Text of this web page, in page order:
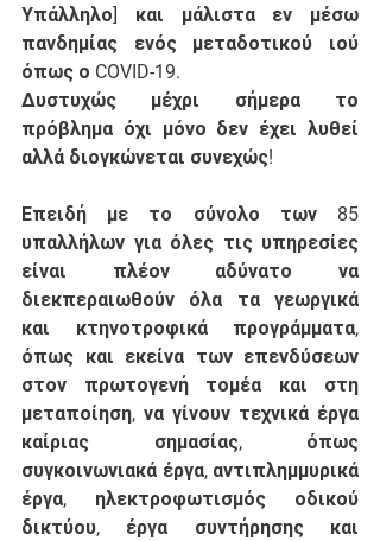
Υπάλληλο] και μάλιστα εν μέσω
πανδημίας ενός μεταδοτικού ιού
όπως ο COVID-19.
Δυστυχώς μέχρι σήμερα το
πρόβλημα όχι μόνο δεν έχει λυθεί
αλλά διογκώνεται συνεχώς!
Επειδή με το σύνολο των 85
υπαλλήλων για όλες τις υπηρεσίες
είναι πλέον αδύνατο να
διεκπεραιωθούν όλα τα γεωργικά
και κτηνοτροφικά προγράμματα,
όπως και εκείνα των επενδύσεων
στον πρωτογενή τομέα και στη
μεταποίηση, να γίνουν τεχνικά έργα
καίριας σημασίας, όπως
συγκοινωνιακά έργα, αντιπλημμυρικά
έργα, ηλεκτροφωτισμός οδικού
δικτύου, έργα συντήρησης και